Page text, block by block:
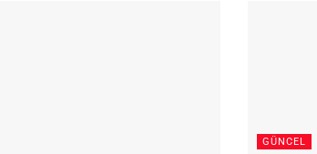
GÜNCEL